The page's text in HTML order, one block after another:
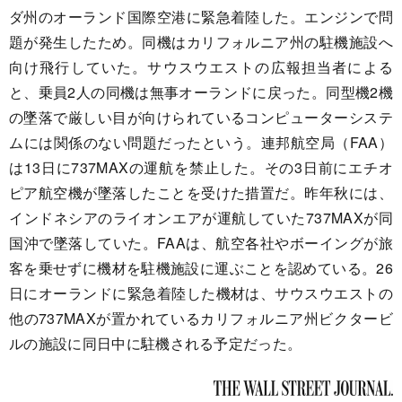
ダ州のオーランド国際空港に緊急着陸した。エンジンで問
題が発生したため。同機はカリフォルニア州の駐機施設へ
向け飛行していた。サウスウエストの広報担当者による
と、乗員2人の同機は無事オーランドに戻った。同型機2機
の墜落で厳しい目が向けられているコンピューターシステ
ムには関係のない問題だったという。連邦航空局（FAA）
は13日に737MAXの運航を禁止した。その3日前にエチオ
ピア航空機が墜落したことを受けた措置だ。昨年秋には、
インドネシアのライオンエアが運航していた737MAXが同
国沖で墜落していた。FAAは、航空各社やボーイングが旅
客を乗せずに機材を駐機施設に運ぶことを認めている。26
日にオーランドに緊急着陸した機材は、サウスウエストの
他の737MAXが置かれているカリフォルニア州ビクタービ
ルの施設に同日中に駐機される予定だった。